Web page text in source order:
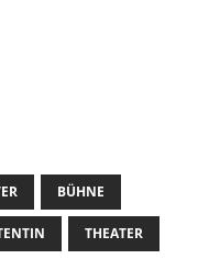
BÜHNE
THEATER